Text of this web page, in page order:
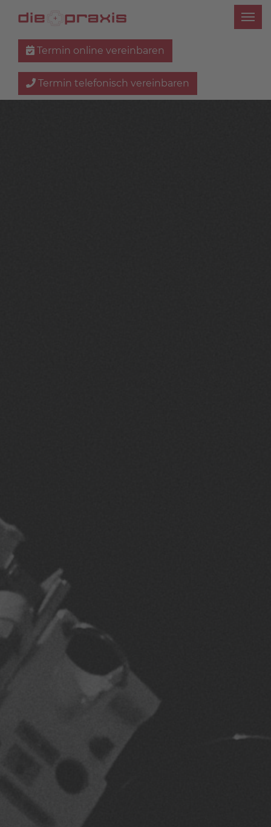
Termin online vereinbaren
Termin telefonisch vereinbaren